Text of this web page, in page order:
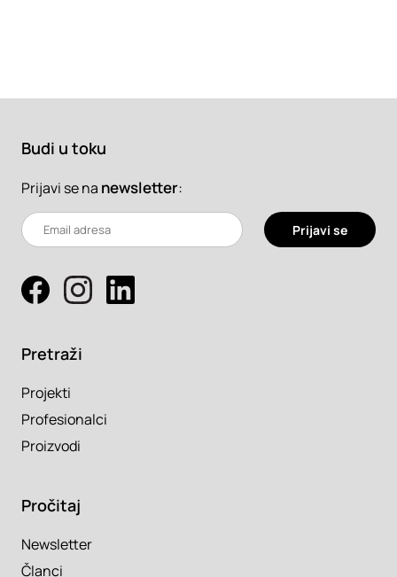
Budi u toku
Prijavi se na newsletter:
Prijavi se
Pretraži
Projekti
Profesionalci
Proizvodi
Pročitaj
Newsletter
Članci